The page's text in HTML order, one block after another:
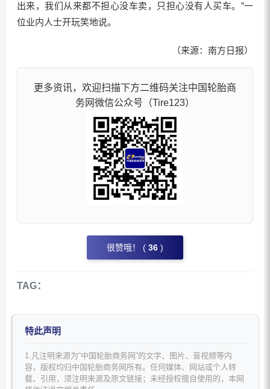
出来，我们从来都不担心没车卖，只担心没有人买车。”一
位业内人士开玩笑地说。
（来源：南方日报）
更多资讯，欢迎扫描下方二维码关注中国轮胎商
务网微信公众号（Tire123）
很赞哦！ ( 36 )
TAG：
特此声明
1.凡注明来源为“中国轮胎商务网”的文字、图片、音视频等内
容，版权均归中国轮胎商务网所有。任何媒体、网站或个人转
载、引用，须注明来源及原文链接；未经授权擅自使用的，本网